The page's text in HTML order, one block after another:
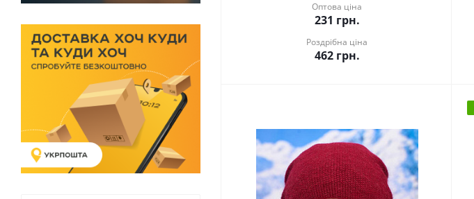
Оптова ціна
231 грн.
Роздрібна ціна
462грн.
фуксія (2)
чорний (3 )
шампань (4)
айсберг (1)
білий (125)
білий + джинсовий (
2)
білий + електрик (
)
білий + золотий (1)
білий + пудра (